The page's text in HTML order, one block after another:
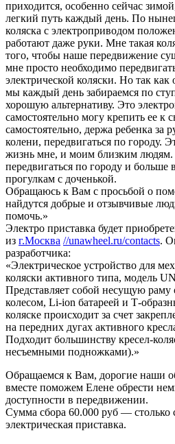
приходится, особенно сейчас
легкий путь каждый день. По
коляска с электроприводом
работают даже руки. Мне такая
того, чтобы наше передвижение
мне просто необходимо
электрической коляски. Но так как
мы каждый день забираемся по
хорошую альтернативу. Это
самостоятельно могу крепить ее к
самостоятельно, держа ребенка за
колени, передвигаться по городу.
жизнь мне, и моим близким людям.
передвигаться по городу и больше
прогулкам с доченькой.
Обращаюсь к Вам с просьбой о
найдутся добрые и отзывчивые
помочь.»
Электро приставка будет
из г.Москва //unawheel.ru/contacts.
разработчика:
«Электрическое устройство для
коляски активного типа, модель
Представляет собой несущую раму
колесом, Li-ion батареей и Т-
коляске происходит за счет
на передних дугах активного
Подходит большинству кресел-
несъемными подножками).»
Обращаемся к Вам, дорогие наши
вместе поможем Елене обрести
доступности в передвижении.
Сумма сбора 60.000 руб — столько
электрическая приставка.